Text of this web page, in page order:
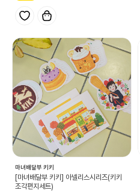
마녀배달부 키키
[마녀배달부 키키] 아넬리스시리즈(키키
조각편지세트)